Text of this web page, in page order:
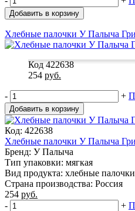
Добавить в корзину
Хлебные палочки У Палыча
Код 422638
254 руб.
- +
Добавить в корзину
Код: 422638
Хлебные палочки У Палыча
Бренд: У Палыча
Тип упаковки: мягкая
Вид продукта: хлебные палочки
Страна производства: Россия
254 руб.
-
+